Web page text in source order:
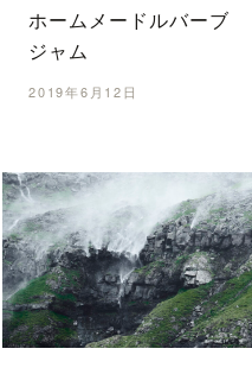
ホームメードルバーブ
ジャム
2019年6月12日